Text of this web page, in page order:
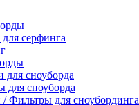
серфинга
для сноуборда
сноуборда
Фильтры для сноубординга